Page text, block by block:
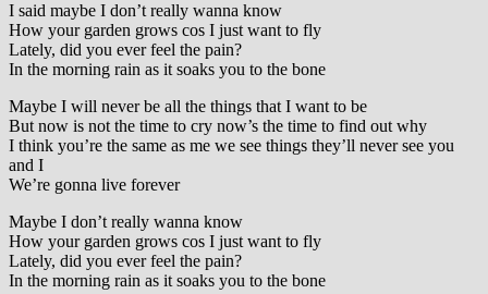
I said maybe I don’t really wanna know
How your garden grows cos I just want to fly
Lately, did you ever feel the pain?
In the morning rain as it soaks you to the bone
Maybe I will never be all the things that I want to be
But now is not the time to cry now’s the time to find out why
I think you’re the same as me we see things they’ll never see you
and I
We’re gonna live forever
Maybe I don’t really wanna know
How your garden grows cos I just want to fly
Lately, did you ever feel the pain?
In the morning rain as it soaks you to the bone